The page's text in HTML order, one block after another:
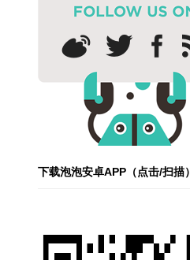
下载泡泡安卓APP（点击/扫描）